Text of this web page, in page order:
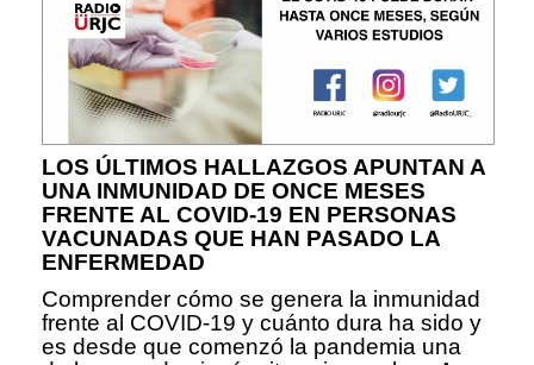
LOS ÚLTIMOS HALLAZGOS APUNTAN A
UNA INMUNIDAD DE ONCE MESES
FRENTE AL COVID-19 EN PERSONAS
VACUNADAS QUE HAN PASADO LA
ENFERMEDAD
Comprender cómo se genera la inmunidad
frente al COVID-19 y cuánto dura ha sido y
es desde que comenzó la pandemia una